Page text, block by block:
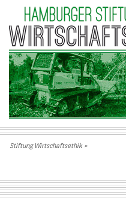
Stiftung Wirtschaftsethik>